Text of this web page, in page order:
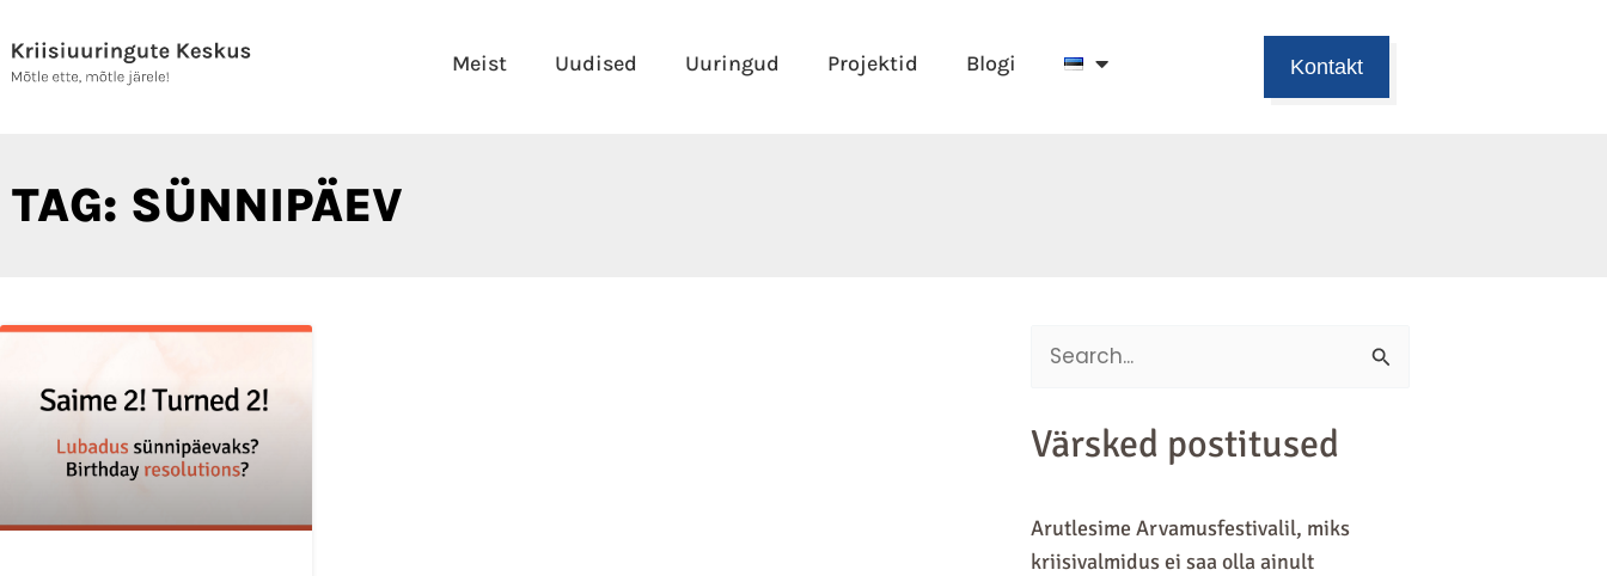
to
content
Meist Uudised Uuringud Projektid Blogi Kontakt
TAG: SÜNNIPÄEV
Search
Värsked postitused
Arutlesime Arvamusfestivalil, miks
kriisivalmidus ei saa olla ainult